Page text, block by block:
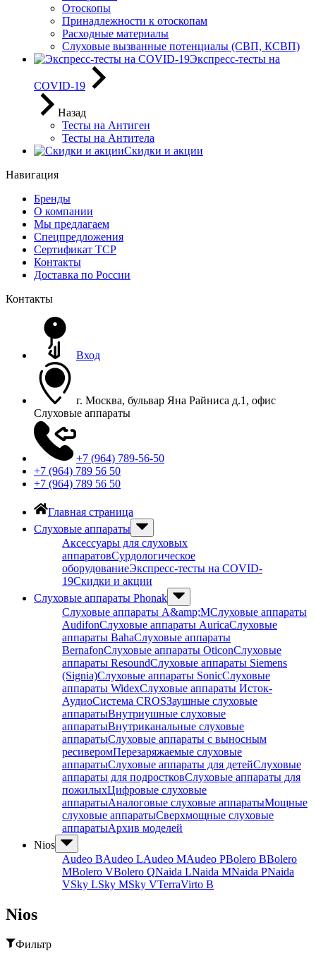
Отоскопы
Принадлежности к отоскопам
Расходные материалы
Слуховые вызванные потенциалы (СВП, КСВП)
Экспресс-тесты на
COVID-19
Назад
Тесты на Антиген
Тесты на Антитела
Скидки и акции
Навигация
Бренды
О компании
Мы предлагаем
Спецпредложения
Сертификат ТСР
Контакты
Доставка по России
Контакты
Вход
г. Москва, бульвар Яна Райниса д.1, офис
Слуховые аппараты
+7 (964) 789-56-50
+7 (964) 789 56 50
+7 (964) 789 56 50
Главная страница
Слуховые аппараты
Аксессуары для слуховых
аппаратовСурдологическое
оборудованиеЭкспресс-тесты на COVID-
19Скидки и акции
Слуховые аппараты Phonak
Слуховые аппараты A&amp;MСлуховые аппараты
AudifonСлуховые аппараты AuricaСлуховые
аппараты BahaСлуховые аппараты
BernafonСлуховые аппараты OticonСлуховые
аппараты ResoundСлуховые аппараты Siemens
(Signia)Слуховые аппараты SonicСлуховые
аппараты WidexСлуховые аппараты Исток-
АудиоСистема CROSЗаушные слуховые
аппаратыВнутриушные слуховые
аппаратыВнутриканальные слуховые
аппаратыСлуховые аппараты с выносным
ресиверомПерезаряжаемые слуховые
аппаратыСлуховые аппараты для детейСлуховые
аппараты для подростковСлуховые аппараты для
пожилыхЦифровые слуховые
аппаратыАналоговые слуховые аппаратыМощные
слуховые аппаратыСверхмощные слуховые
аппаратыАрхив моделей
Nios
Audeo BAudeo LAudeo МAudeo PBolero BBolero
MBolero VBolero QNaida LNaida MNaida PNaida
VSky LSky MSky VTerraVirto B
Nios
Фильтр